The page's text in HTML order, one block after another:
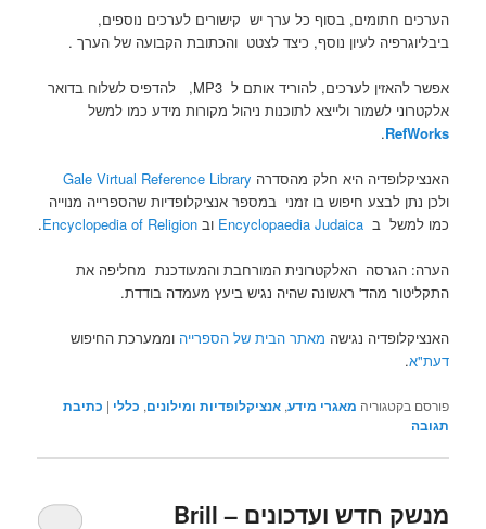
מכילה
ערכים
דתות
מונותיאיסטיות
ודתות
וגם
נושאים
נלווים
למשל
דת
דת
ואמנות,
מגדר
ופמיניזם,
ופילוסופיה
לצטט
והתובת
של
הערך
.
לתוכנות
ניהול
מידע
כמו
למשל
מעמדה
בודדת.
הערכים חתומים, בסוף כל ערך יש קישורים לערכים נוספים,
ביבליוגרפיה לעיון נוסף, כיצד לצטט והכתובת הקבועה של הערך .
אפשר להאזין לערכים, להוריד אותם ל MP3, להדפיס לשלוח בדואר
אלקטרוני לשמור ולייצא לתוכנות ניהול מקורות מידע כמו למשל
RefWorks
.
האנציקלופדיה היא חלק מהסדרה Gale Virtual Reference Library
ולכן נתן לבצע חיפוש בו זמני במספר אנציקלופדיות שהספרייה מנוייה
כמו למשל בEncyclopaedia Judaica ובEncyclopedia of Religion
.
הערה: הגרסה האלקטרונית המורחבת והמעודכנת מחליפה את
התקליטור מהד' ראשונה שהיה נגיש ביעץ מעמדה בודדת.
האנציקלופדיה נגישה מאתר הבית של הספרייה וממערכת החיפוש
דעת"א.
פורסם בקטגוריה מאגרי מידע,אנציקלופדיות ומילונים, כללי | כתיבת
תגובה
מנשק חדש ועדכונים – Brill